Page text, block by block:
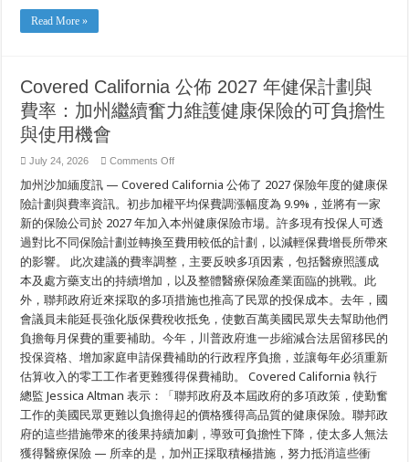
費
用
Read More »
Covered California 公佈 2027 年健保計劃與
費率：加州繼續奮力維護健康保險的可負擔性
與使用機會
July 24, 2026 Comments Offon
California
佈
2027
年
健
保
計
劃
與
費
率：
加
州
繼
續
奮
力
維
護
健
加州沙加緬度訊 — Covered California 公佈了 2027 保險年度的健康保
險計劃與費率資訊。初步加權平均保費調漲幅度為 9.9%，並將有一家
新的保險公司於 2027 年加入本州健康保險市場。許多現有投保人可透
過對比不同保險計劃並轉換至費用較低的計劃，以減輕保費增長所帶來
的影響。 此次建議的費率調整，主要反映多項因素，包括醫療照護成
本及處方藥支出的持續增加，以及整體醫療保險產業面臨的挑戰。此
外，聯邦政府近來採取的多項措施也推高了民眾的投保成本。去年，國
會議員未能延長強化版保費稅收抵免，使數百萬美國民眾失去幫助他們
負擔每月保費的重要補助。今年，川普政府進一步縮減合法居留移民的
投保資格、增加家庭申請保費補助的行政程序負擔，並讓每年必須重新
估算收入的零工工作者更難獲得保費補助。 Covered California 執行
總監 Jessica Altman 表示：「聯邦政府及本屆政府的多項政策，使勤奮
工作的美國民眾更難以負擔得起的價格獲得高品質的健康保險。聯邦政
府的這些措施帶來的後果持續加劇，導致可負擔性下降，使太多人無法
獲得醫療保險 — 所幸的是，加州正採取積極措施，努力抵消這些衝